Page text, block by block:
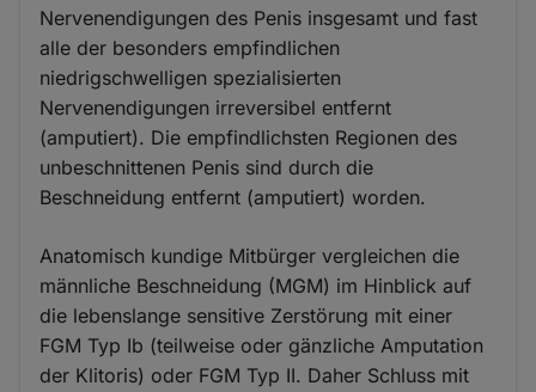
Nervenendigungen des Penis insgesamt und fast
alle der besonders empfindlichen
niedrigschwelligen spezialisierten
Nervenendigungen irreversibel entfernt
(amputiert). Die empfindlichsten Regionen des
unbeschnittenen Penis sind durch die
Beschneidung entfernt (amputiert) worden.
Anatomisch kundige Mitbürger vergleichen die
männliche Beschneidung (MGM) im Hinblick auf
die lebenslange sensitive Zerstörung mit einer
FGM Typ Ib (teilweise oder gänzliche Amputation
der Klitoris) oder FGM Typ II. Daher Schluss mit